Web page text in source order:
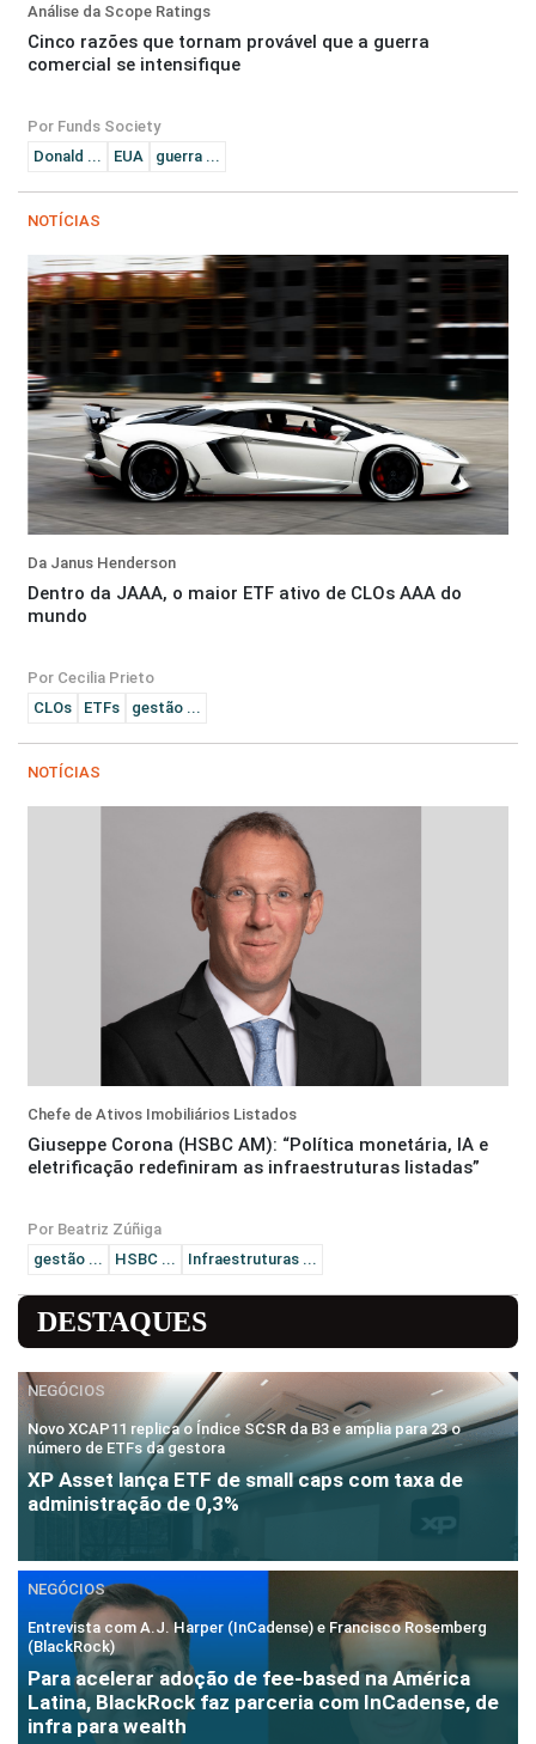
Análise da Scope Ratings
Cinco razões que tornam provável que a guerra
comercial se intensifique
Por Funds Society
Donald ...
EUA guerra ...
NOTÍCIAS
Da Janus Henderson
Dentro da JAAA, o maior ETF ativo de CLOs AAA do
mundo
Por Cecilia Prieto
CLOs
ETFs gestão ...
NOTÍCIAS
Chefe de Ativos Imobiliários Listados
Giuseppe Corona (HSBC AM): “Política monetária, IA e
eletrificação redefiniram as infraestruturas listadas”
Por Beatriz Zúñiga
gestão ...
HSBC ... Infraestruturas ...
DESTAQUES
NEGÓCIOS
Novo XCAP11 replica o Índice SCSR da B3 e amplia para 23 o
número de ETFs da gestora
XP Asset lança ETF de small caps com taxa de
administração de 0,3%
NEGÓCIOS
Entrevista com A.J. Harper (InCadense) e Francisco Rosemberg
(BlackRock)
Para acelerar adoção de fee-based na América
Latina, BlackRock faz parceria com InCadense, de
infra para wealth